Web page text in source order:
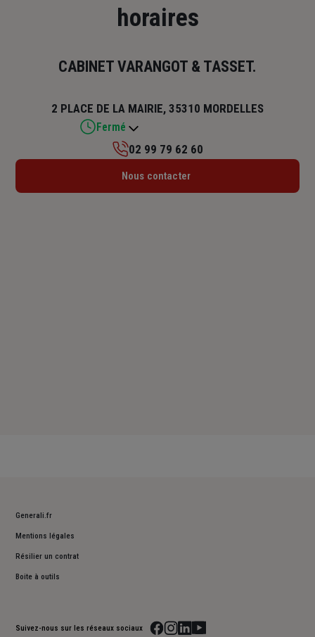
horaires
CABINET VARANGOT & TASSET.
2 PLACE DE LA MAIRIE, 35310 MORDELLES
Fermé
Lundi : 09h – 12h / 14h – 18h
02 99 79 62 60
Nous contacter
Generali.fr
Mentions légales
Résilier un contrat
Boite à outils
Suivez-nous sur les réseaux sociaux